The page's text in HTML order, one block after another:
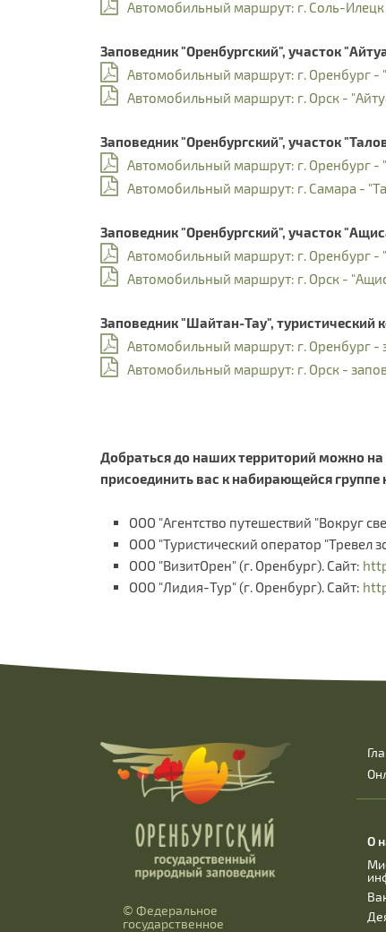
Автомобильный маршрут: г. Соль-Илецк
Заповедник "Оренбургский", участок
Автомобильный маршрут: г. Оренбург -
Автомобильный маршрут: г. Орск -
Заповедник "Оренбургский", участок
Автомобильный маршрут: г. Оренбург -
Автомобильный маршрут: г. Самара -
Заповедник "Оренбургский", участок
Автомобильный маршрут: г. Оренбург -
Автомобильный маршрут: г. Орск -
Заповедник "Шайтан-Тау", туристический
Автомобильный маршрут: г. Оренбург -
Автомобильный маршрут: г. Орск -
Добраться до наших территорий можно
присоединить вас к набирающейся
ООО "Агентство путешествий "Вокруг
ООО "Туристический оператор "Тревел
ООО "ВизитОрен" (г. Оренбург). Сайт:
ООО "Лидия-Тур" (г. Оренбург). Сайт:
© Федеральное
государственное
О